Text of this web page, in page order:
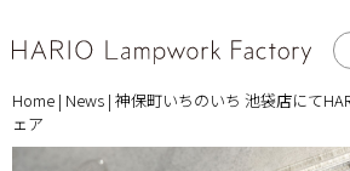
Home | News | 神保町いちのいち 池袋店にて
ェア